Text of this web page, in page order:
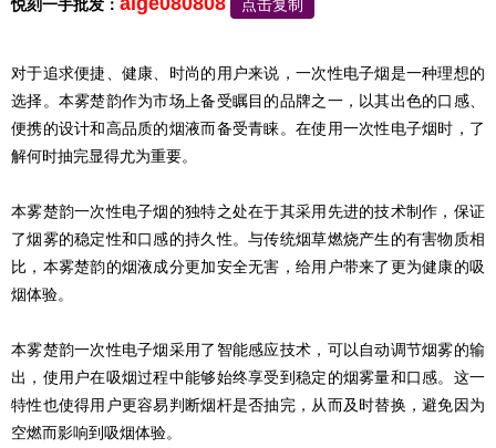
悦刻一手批发：
点击复制
对于追求便捷、健康、时尚的用户来说，一次性电子烟是一种理想的
选择。本雾楚韵作为市场上备受瞩目的品牌之一，以其出色的口感、
便携的设计和高品质的烟液而备受青睐。在使用一次性电子烟时，了
解何时抽完显得尤为重要。
本雾楚韵一次性电子烟的独特之处在于其采用先进的技术制作，保证
了烟雾的稳定性和口感的持久性。与传统烟草燃烧产生的有害物质相
比，本雾楚韵的烟液成分更加安全无害，给用户带来了更为健康的吸
烟体验。
本雾楚韵一次性电子烟采用了智能感应技术，可以自动调节烟雾的输
出，使用户在吸烟过程中能够始终享受到稳定的烟雾量和口感。这一
特性也使得用户更容易判断烟杆是否抽完，从而及时替换，避免因为
空燃而影响到吸烟体验。